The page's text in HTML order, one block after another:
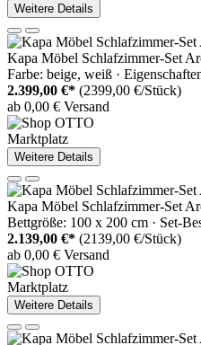
Weitere Details
Kapa Möbel Schlafzimmer-Set
Farbe: beige, weiß ·
2.399,00 €* (2399,00 €/Stück)
ab 0,00 € Versand
Marktplatz
Weitere Details
Kapa Möbel Schlafzimmer-Set
Bettgröße: 100 x 200 cm · Set-
2.139,00 €* (2139,00 €/Stück)
ab 0,00 € Versand
Marktplatz
Weitere Details